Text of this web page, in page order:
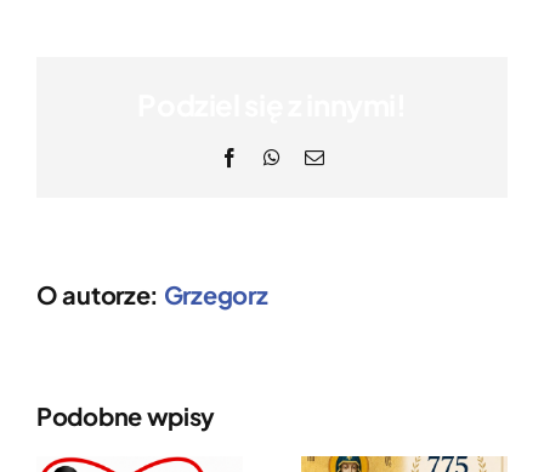
FacebookWhatsApp
Email
O autorze: Grzegorz
Podobne wpisy